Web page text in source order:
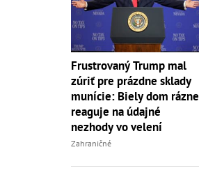
Frustrovaný Trump mal
zúriť pre prázdne sklady
munície: Biely dom rázne
reaguje na údajné
nezhody vo velení
Zahraničné